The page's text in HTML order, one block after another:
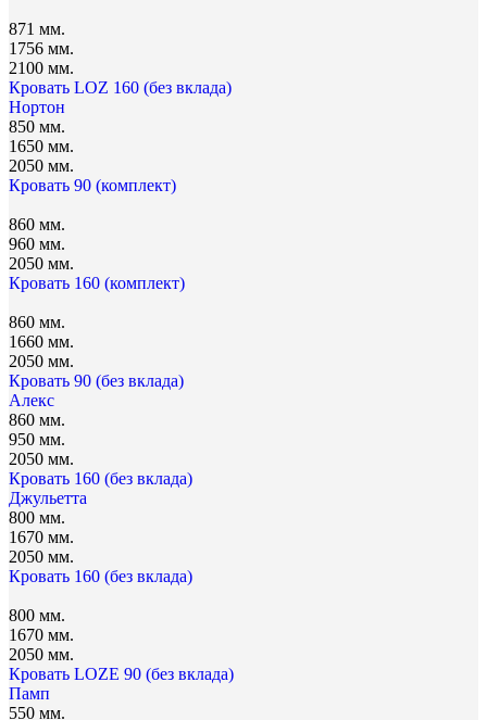
871 мм.
1756 мм.
2100 мм.
Кровать LOZ 160 (без вклада)
Нортон
850 мм.
1650 мм.
2050 мм.
Кровать 90 (комплект)
860 мм.
960 мм.
2050 мм.
Кровать 160 (комплект)
860 мм.
1660 мм.
2050 мм.
Кровать 90 (без вклада)
Алекс
860 мм.
950 мм.
2050 мм.
Кровать 160 (без вклада)
Джульетта
800 мм.
1670 мм.
2050 мм.
Кровать 160 (без вклада)
800 мм.
1670 мм.
2050 мм.
Кровать LOZE 90 (без вклада)
Памп
550 мм.